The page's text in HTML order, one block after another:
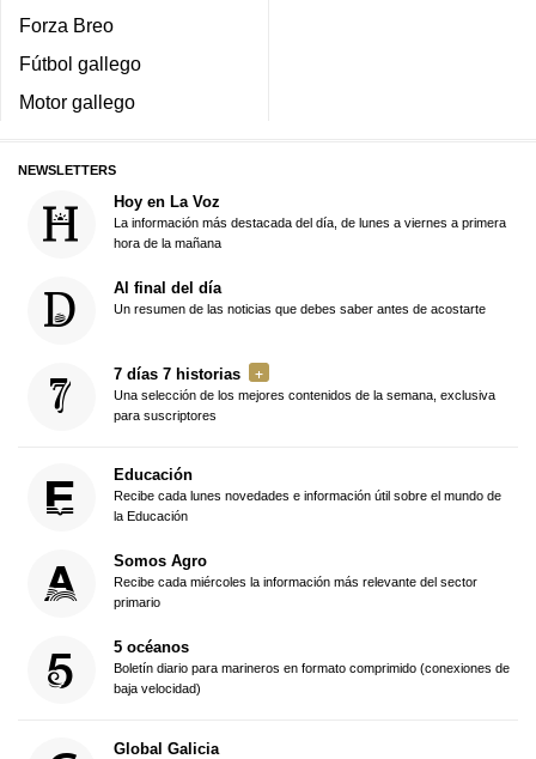
Forza Breo
Fútbol gallego
Motor gallego
NEWSLETTERS
Hoy en La Voz
La información más destacada del día, de lunes a viernes a primera
hora de la mañana
Al final del día
Un resumen de las noticias que debes saber antes de acostarte
7 días 7 historias
Una selección de los mejores contenidos de la semana, exclusiva
para suscriptores
Educación
Recibe cada lunes novedades e información útil sobre el mundo de
la Educación
Somos Agro
Recibe cada miércoles la información más relevante del sector
primario
5 océanos
Boletín diario para marineros en formato comprimido (conexiones de
baja velocidad)
Global Galicia